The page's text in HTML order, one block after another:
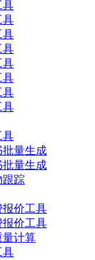
具
具
具
具
具
具
具
具
具
批量生成
批量生成
跟踪
报价工具
报价工具
量计算
具